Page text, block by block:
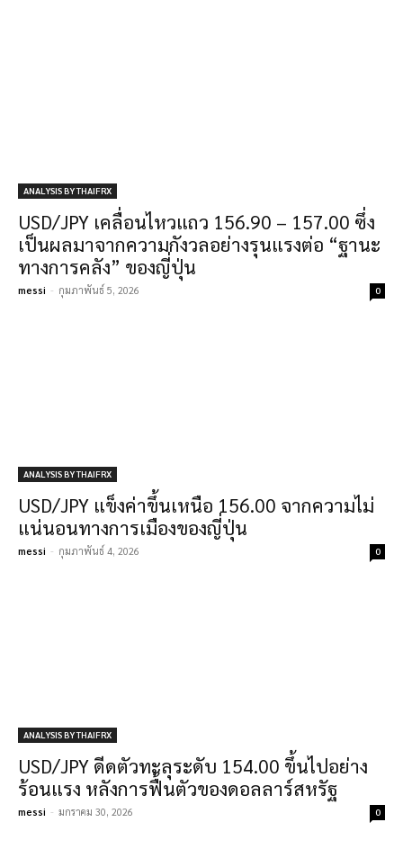
ANALYSIS BY THAIFRX
USD/JPY เคลื่อนไหวแถว 156.90 – 157.00 ซึ่ง
เป็นผลมาจากความกังวลอย่างรุนแรงต่อ “ฐานะ
ทางการคลัง” ของญี่ปุ่น
messi - กุมภาพันธ์ 5, 2026 0
ANALYSIS BY THAIFRX
USD/JPY แข็งค่าขึ้นเหนือ 156.00 จากความไม่
แน่นอนทางการเมืองของญี่ปุ่น
messi - กุมภาพันธ์ 4, 2026 0
ANALYSIS BY THAIFRX
USD/JPY ดีดตัวทะลุระดับ 154.00 ขึ้นไปอย่าง
ร้อนแรง หลังการฟื้นตัวของดอลลาร์สหรัฐ
messi - มกราคม 30, 2026 0